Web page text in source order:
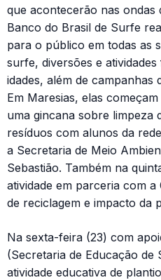
que acontecerão nas ondas
Banco do Brasil de Surfe
para o público em todas as
surfe, diversões e
idades, além de campanhas
Em Maresias, elas
uma gincana sobre limpeza
resíduos com alunos da
a Secretaria de Meio
Sebastião. Também na
atividade em parceria com
de reciclagem e impacto da
Na sexta-feira (23) com
(Secretaria de Educação de
atividade educativa de